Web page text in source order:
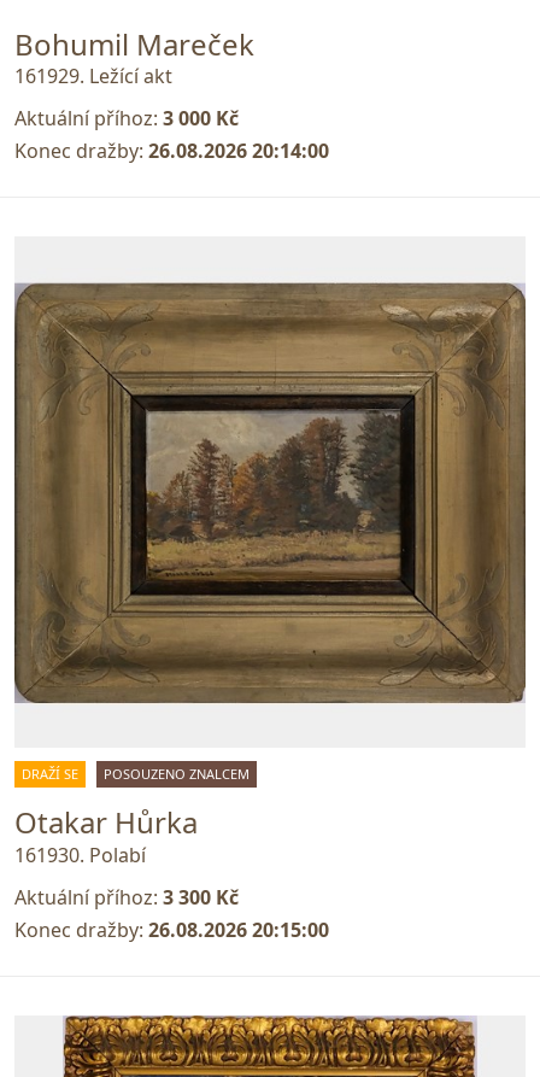
Bohumil Mareček
161929. Ležící akt
Aktuální příhoz: 3 000 Kč
Konec dražby: 26.08.2026 20:14:00
DRAŽÍ SE POSOUZENO ZNALCEM
Otakar Hůrka
161930. Polabí
Aktuální příhoz: 3 300 Kč
Konec dražby: 26.08.2026 20:15:00